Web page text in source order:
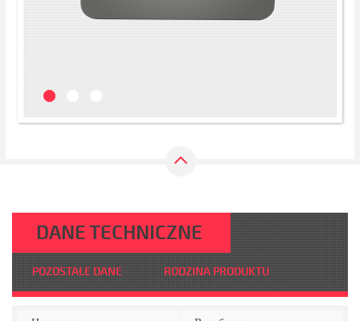
DANE TECHNICZNE
POZOSTAŁE DANE RODZINA PRODUKTU